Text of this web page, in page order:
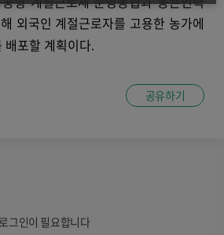
외국인 계절근로자를 고용한 농가에
배포할 계획이다.
공유하기
그인이 필요합니다